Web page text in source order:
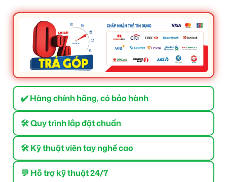
✔️ Hàng chính hãng, có bảo hành
🛠 Quy trình lắp đặt chuẩn
🛠 Kỹ thuật viên tay nghề cao
💬 Hỗ trợ kỹ thuật 24/7